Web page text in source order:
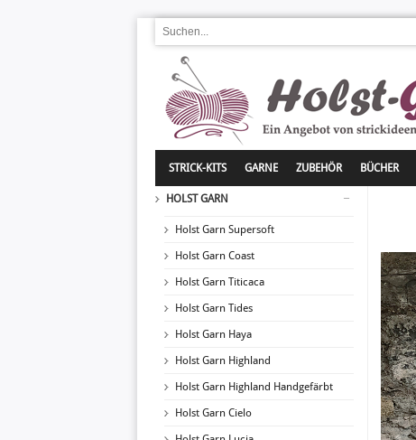
STRICK-KITS GARNE ZUBEHÖR BÜCHER
HOLST GARN
Holst Garn Supersoft
Holst Garn Coast
Holst Garn Titicaca
Holst Garn Tides
Holst Garn Haya
Holst Garn Highland
Holst Garn Highland Handgefärbt
Holst Garn Cielo